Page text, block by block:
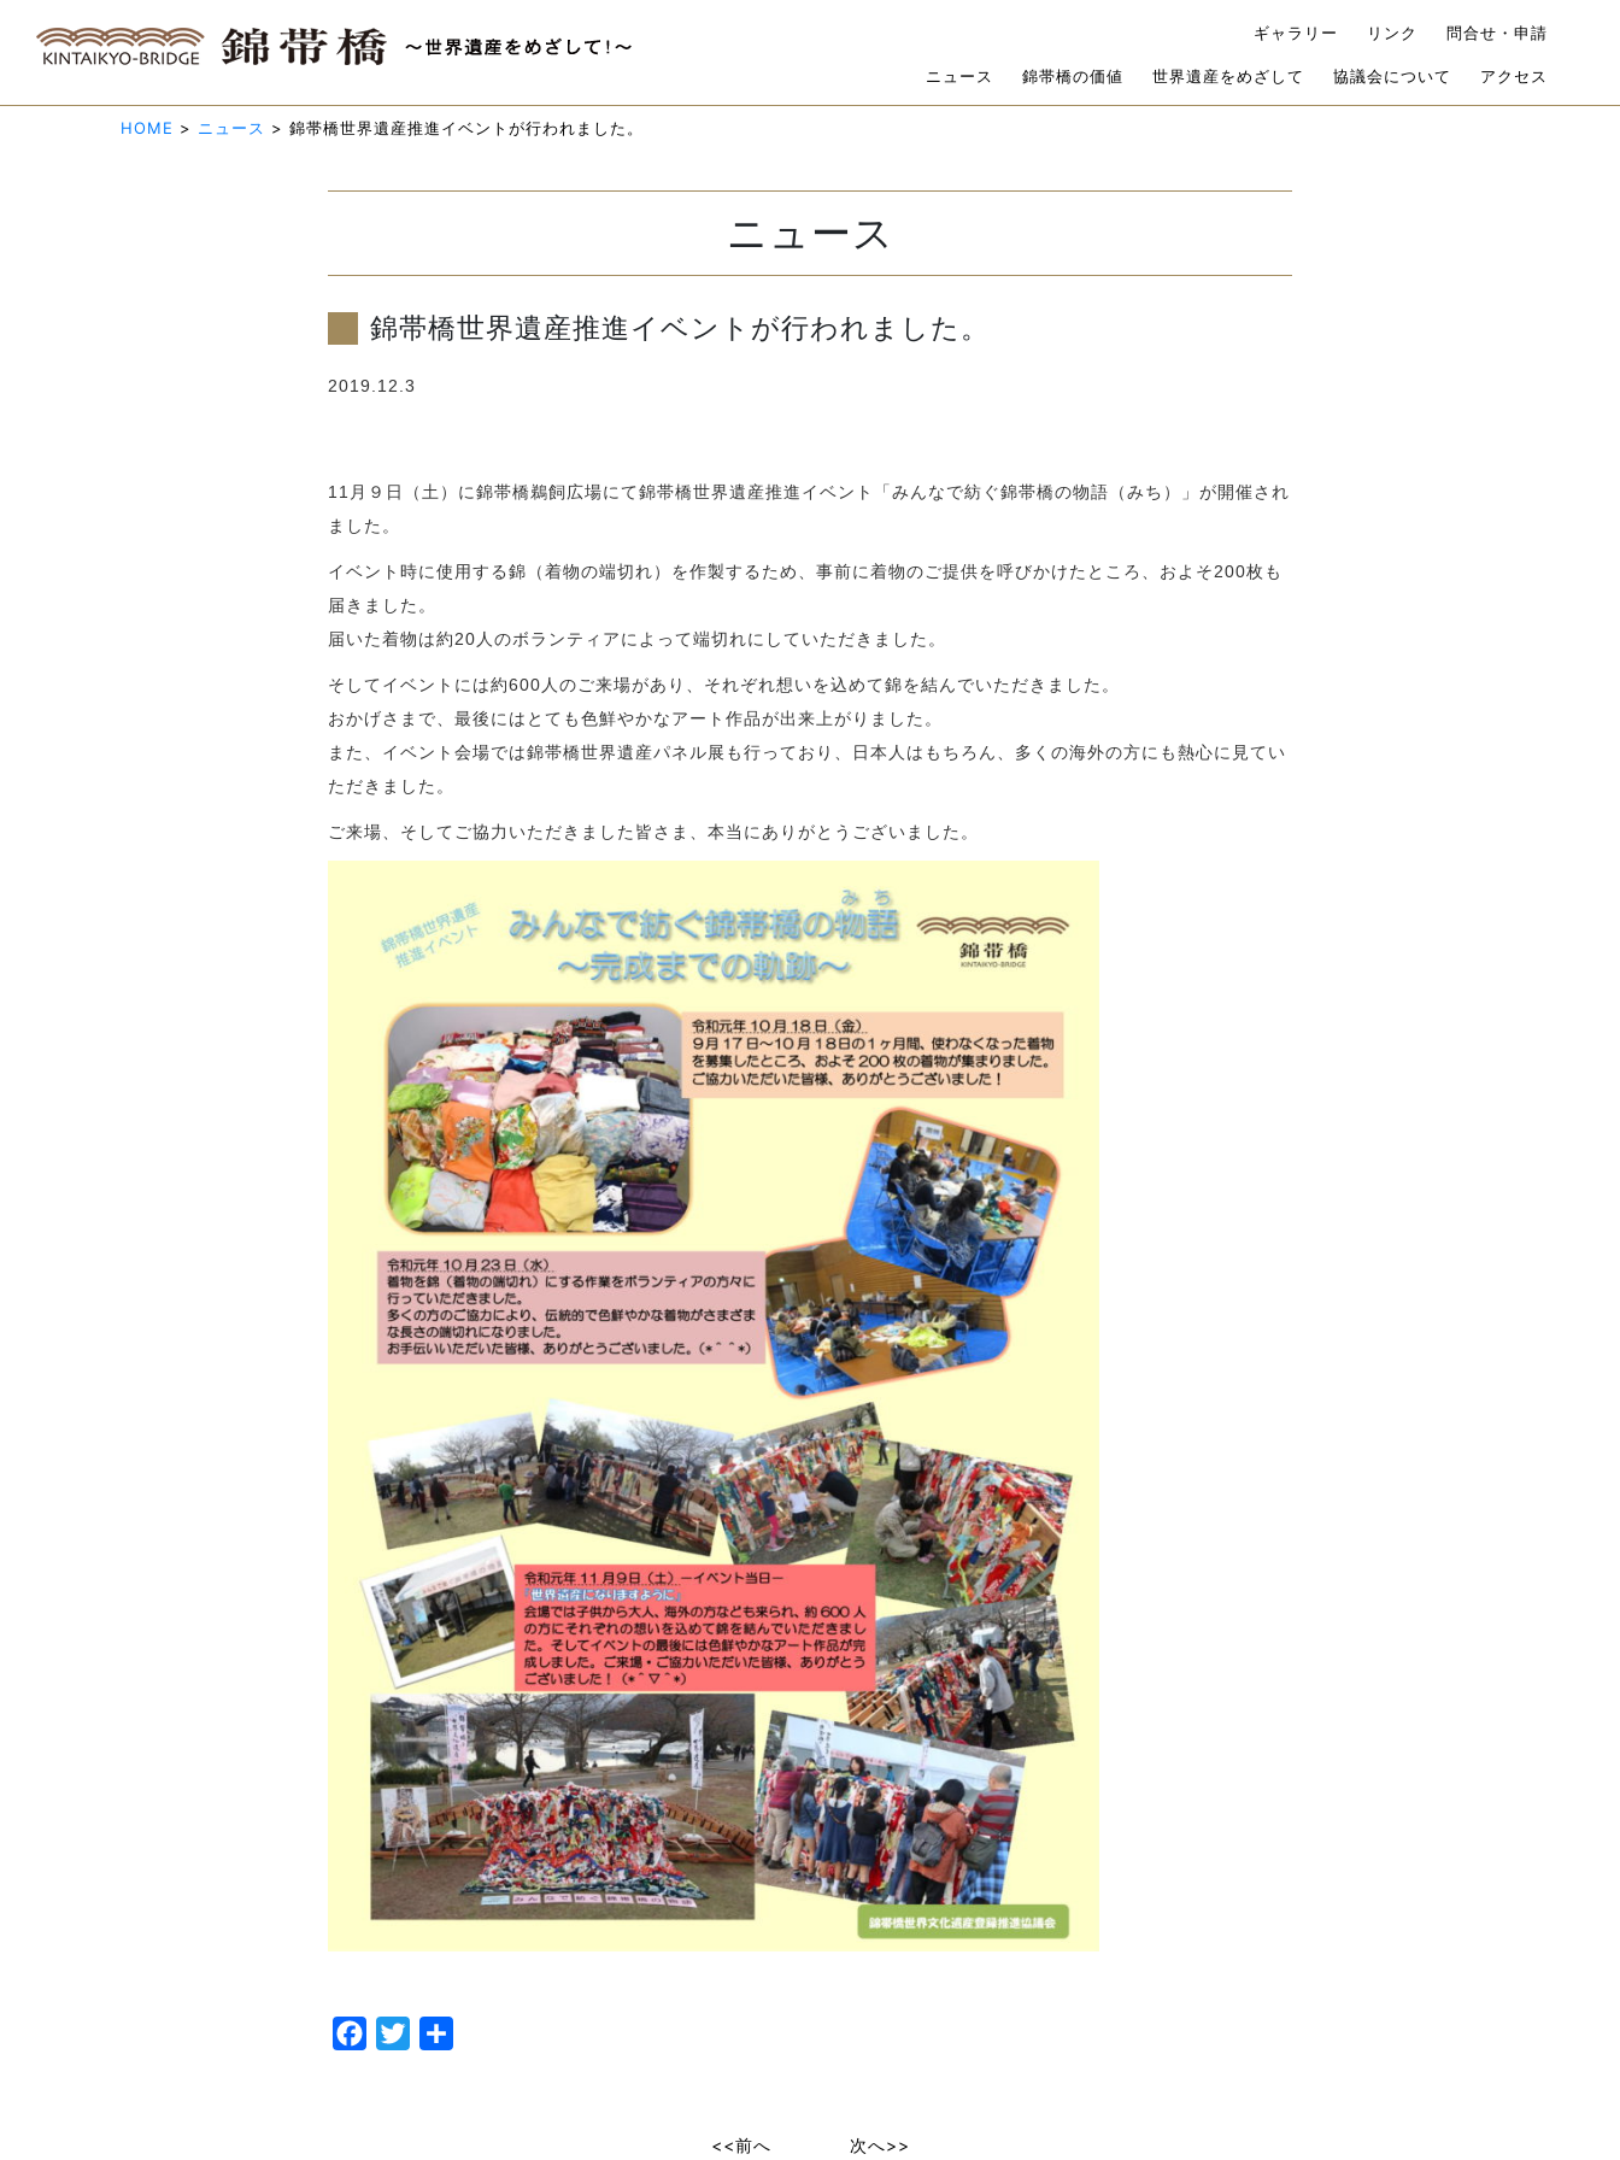
ギャラリー リンク 問合せ・申請
ニュース 錦帯橋の価値 世界遺産をめざして 協議会について アクセス
HOME > ニュース > 錦帯橋世界遺産推進イベントが行われました。
ニュース
錦帯橋世界遺産推進イベントが行われました。
2019.12.3
11月９日（土）に錦帯橋鵜飼広場にて錦帯橋世界遺産推進イベント「みんなで紡ぐ錦帯橋の物語（みち）」が開催され
ました。
イベント時に使用する錦（着物の端切れ）を作製するため、事前に着物のご提供を呼びかけたところ、およそ200枚も
届きました。
届いた着物は約20人のボランティアによって端切れにしていただきました。
そしてイベントには約600人のご来場があり、それぞれ想いを込めて錦を結んでいただきました。
おかげさまで、最後にはとても色鮮やかなアート作品が出来上がりました。
また、イベント会場では錦帯橋世界遺産パネル展も行っており、日本人はもちろん、多くの海外の方にも熱心に見てい
ただきました。
ご来場、そしてご協力いただきました皆さま、本当にありがとうございました。
Facebook
Twitter
<<前へ 次へ>>